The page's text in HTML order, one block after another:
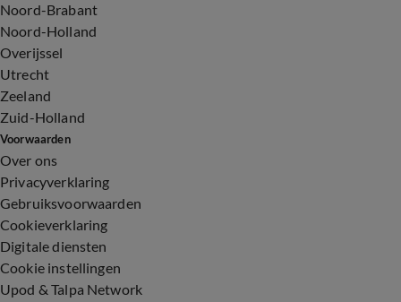
Noord-Brabant
Noord-Holland
Overijssel
Utrecht
Zeeland
Zuid-Holland
Voorwaarden
Over ons
Privacyverklaring
Gebruiksvoorwaarden
Cookieverklaring
Digitale diensten
Cookie instellingen
Upod & Talpa Network